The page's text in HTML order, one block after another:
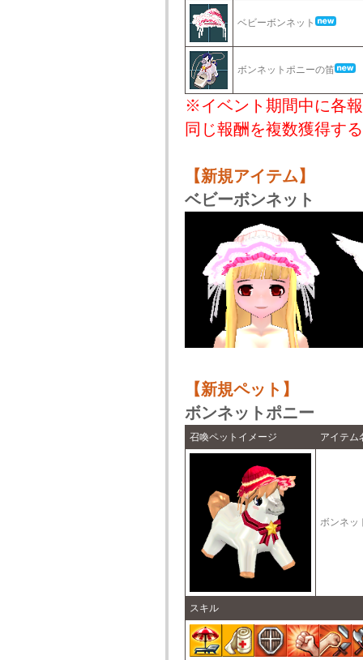
ベビーボンネット
ボンネットポニーの笛
※イベント期間中に各
同じ報酬を複数獲得す
【新規アイテム】
ベビーボンネット
【新規ペット】
ボンネットポニー
召喚ペットイメージ アイテム
ボンネッ
スキル